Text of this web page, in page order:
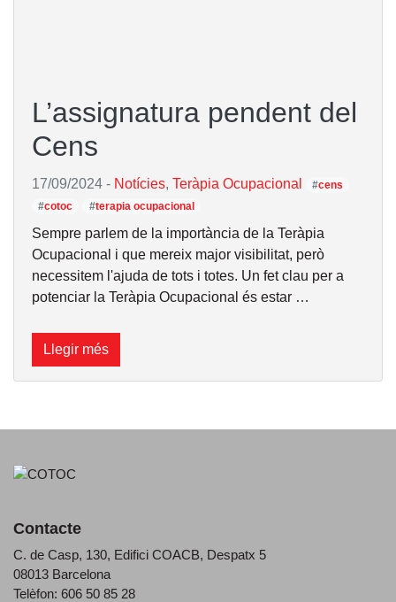
L’assignatura pendent del
Cens
17/09/2024 - Notícies, Teràpia Ocupacional #cens
#cotoc #terapia ocupacional
Sempre parlem de la importància de la Teràpia
Ocupacional i que mereix major visibilitat, però
necessitem l'ajuda de tots i totes. Un fet clau per a
potenciar la Teràpia Ocupacional és estar …
Llegir més
Contacte
C. de Casp, 130, Edifici COACB, Despatx 5
08013 Barcelona
Telèfon: 606 50 85 28